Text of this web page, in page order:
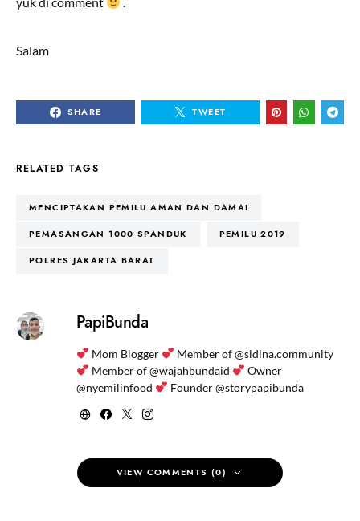
Salam
SHARE TWEET
RELATED TAGS
MENCIPTAKAN PEMILU AMAN DAN DAMAI
PEMASANGAN 1000 SPANDUK PEMILU 2019
POLRES JAKARTA BARAT
PapiBunda
Mom Blogger
Member of @sidina.community
Member of @wajahbundaid
Owner
@nyemilinfood
Founder @storypapibunda
VIEW COMMENTS (0)